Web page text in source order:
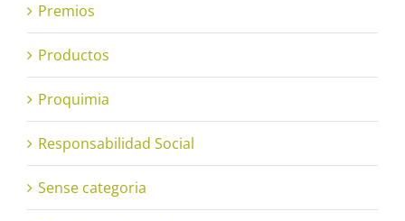
Premios
Productos
Proquimia
Responsabilidad Social
Sense categoria